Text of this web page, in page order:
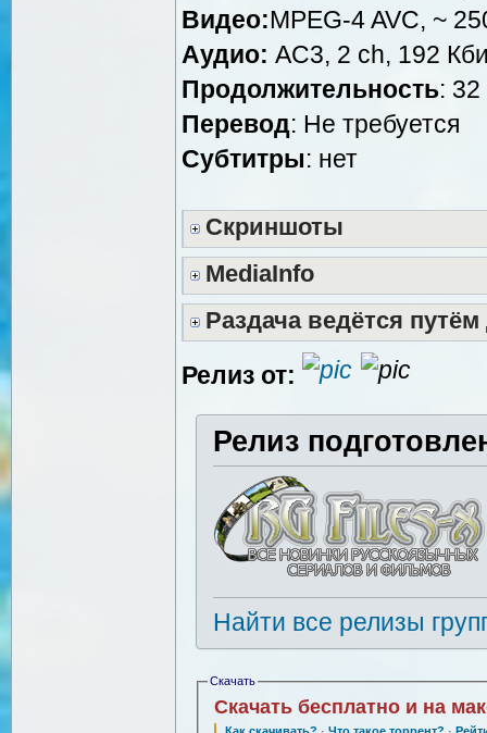
Видео:MPEG-4 AVC, ~
Аудио: AC3, 2 ch, 192
Продолжительность:
Перевод: Не требуется
Cубтитры: нет
Скриншоты
MediaInfo
Раздача ведётся
Релиз от:
Релиз
Найти все релизы
Скачать
Скачать бесплатно и на